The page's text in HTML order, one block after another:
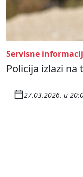
Servisne
Policija izlazi na
27.03.2026. u